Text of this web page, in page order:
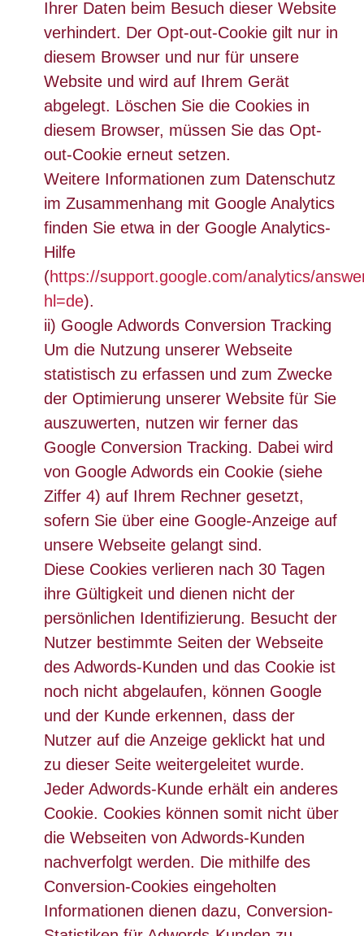
Ihrer Daten beim Besuch dieser Website
verhindert. Der Opt-out-Cookie gilt nur in
diesem Browser und nur für unsere
Website und wird auf Ihrem Gerät
abgelegt. Löschen Sie die Cookies in
diesem Browser, müssen Sie das Opt-
out-Cookie erneut setzen.
Weitere Informationen zum Datenschutz
im Zusammenhang mit Google Analytics
finden Sie etwa in der Google Analytics-
Hilfe
(https://support.google.com/analytics/
hl=de).
ii) Google Adwords Conversion Tracking
Um die Nutzung unserer Webseite
statistisch zu erfassen und zum Zwecke
der Optimierung unserer Website für Sie
auszuwerten, nutzen wir ferner das
Google Conversion Tracking. Dabei wird
von Google Adwords ein Cookie (siehe
Ziffer 4) auf Ihrem Rechner gesetzt,
sofern Sie über eine Google-Anzeige auf
unsere Webseite gelangt sind.
Diese Cookies verlieren nach 30 Tagen
ihre Gültigkeit und dienen nicht der
persönlichen Identifizierung. Besucht der
Nutzer bestimmte Seiten der Webseite
des Adwords-Kunden und das Cookie ist
noch nicht abgelaufen, können Google
und der Kunde erkennen, dass der
Nutzer auf die Anzeige geklickt hat und
zu dieser Seite weitergeleitet wurde.
Jeder Adwords-Kunde erhält ein anderes
Cookie. Cookies können somit nicht über
die Webseiten von Adwords-Kunden
nachverfolgt werden. Die mithilfe des
Conversion-Cookies eingeholten
Informationen dienen dazu, Conversion-